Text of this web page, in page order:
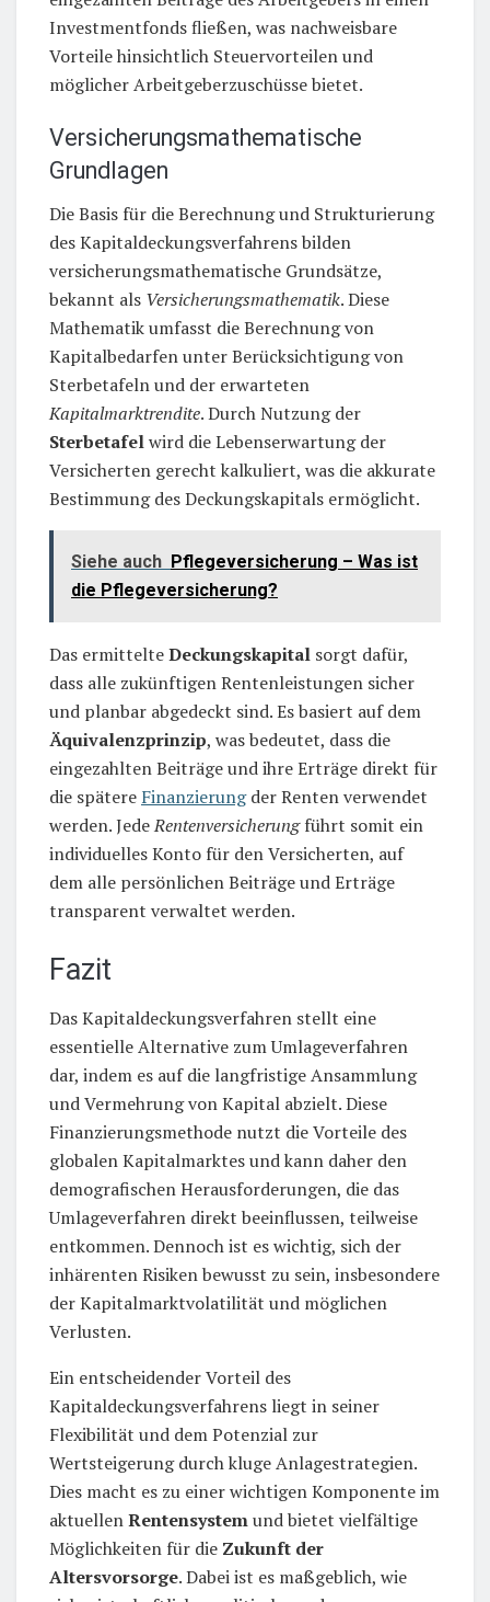
Investmentfonds fließen, was nachweisbare
Vorteile hinsichtlich Steuervorteilen und
möglicher Arbeitgeberzuschüsse bietet.
Versicherungsmathematische
Grundlagen
Die Basis für die Berechnung und Strukturierung
des Kapitaldeckungsverfahrens bilden
versicherungsmathematische Grundsätze,
bekannt als Versicherungsmathematik. Diese
Mathematik umfasst die Berechnung von
Kapitalbedarfen unter Berücksichtigung von
Sterbetafeln und der erwarteten
Kapitalmarktrendite. Durch Nutzung der
Sterbetafelwird die Lebenserwartung der
Versicherten gerecht kalkuliert, was die akkurate
Bestimmung des Deckungskapitals ermöglicht.
Siehe auch Pflegeversicherung – Was ist
die Pflegeversicherung?
Das ermittelteDeckungskapital sorgt dafür,
dass alle zukünftigen Rentenleistungen sicher
und planbar abgedeckt sind. Es basiert auf dem
Äquivalenzprinzip, was bedeutet, dass die
eingezahlten Beiträge und ihre Erträge direkt für
die spätere Finanzierungder Renten verwendet
werden. JedeRentenversicherungführt somit ein
individuelles Konto für den Versicherten, auf
dem alle persönlichen Beiträge und Erträge
transparent verwaltet werden.
Fazit
Das Kapitaldeckungsverfahren stellt eine
essentielle Alternative zum Umlageverfahren
dar, indem es auf die langfristige Ansammlung
und Vermehrung von Kapital abzielt. Diese
Finanzierungsmethode nutzt die Vorteile des
globalen Kapitalmarktes und kann daher den
demografischen Herausforderungen, die das
Umlageverfahren direkt beeinflussen, teilweise
entkommen. Dennoch ist es wichtig, sich der
inhärenten Risiken bewusst zu sein, insbesondere
der Kapitalmarktvolatilität und möglichen
Verlusten.
Ein entscheidender Vorteil des
Kapitaldeckungsverfahrens liegt in seiner
Flexibilität und dem Potenzial zur
Wertsteigerung durch kluge Anlagestrategien.
Dies macht es zu einer wichtigen Komponente im
aktuellenRentensystemund bietet vielfältige
Möglichkeiten für die Zukunft der
Altersvorsorge. Dabei ist es maßgeblich, wie